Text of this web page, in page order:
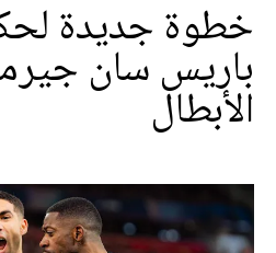
خطوة جديدة
باريس سان
الأبطال